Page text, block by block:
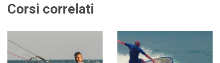
Corsi correlati